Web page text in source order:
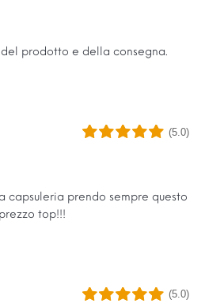
prodotto e della consegna.
(5.0)
capsuleria prendo sempre questo
top!!!
(5.0)